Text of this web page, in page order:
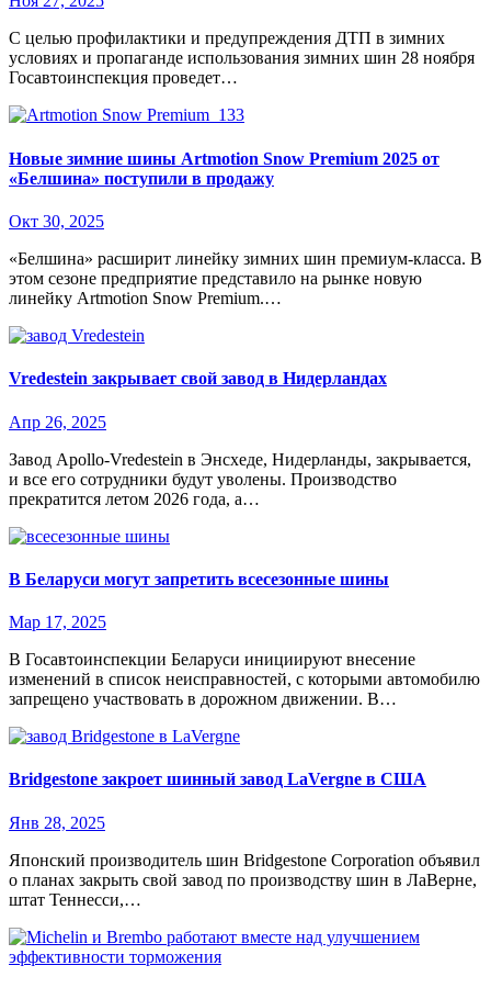
С целью профилактики и предупреждения ДТП в зимних
условиях и пропаганде использования зимних шин 28 ноября
Госавтоинспекция проведет…
Новые зимние шины Artmotion Snow Premium 2025 от
«Белшина» поступили в продажу
Окт 30, 2025
«Белшина» расширит линейку зимних шин премиум-класса. В
этом сезоне предприятие представило на рынке новую
линейку Artmotion Snow Premium.…
Vredestein закрывает свой завод в Нидерландах
Апр 26, 2025
Завод Apollo-Vredestein в Энсхеде, Нидерланды, закрывается,
и все его сотрудники будут уволены. Производство
прекратится летом 2026 года, а…
В Беларуси могут запретить всесезонные шины
Мар 17, 2025
В Госавтоинспекции Беларуси инициируют внесение
изменений в список неисправностей, с которыми автомобилю
запрещено участвовать в дорожном движении. В…
Bridgestone закроет шинный завод LaVergne в США
Янв 28, 2025
Японский производитель шин Bridgestone Corporation объявил
о планах закрыть свой завод по производству шин в ЛаВерне,
штат Теннесси,…